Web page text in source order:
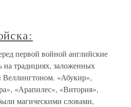
первой войной английские
на традициях, заложенных
«Абукир»,
«Арапилес», «Витория»,
магическими словами,